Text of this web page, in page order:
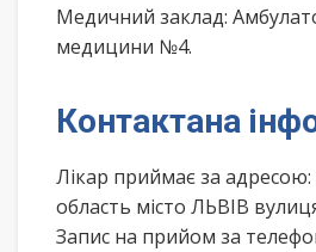
Медичний заклад:
медицини №4.
Контактана
Лікар приймає за
область місто ЛЬВІВ
Запис на прийом за